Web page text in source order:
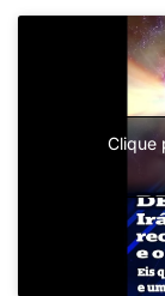
Clique